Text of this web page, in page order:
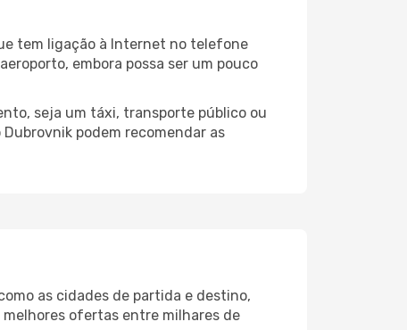
tem ligação à Internet no telefone
embora possa ser um pouco
seja um táxi, transporte público ou
podem recomendar as
as cidades de partida e destino,
melhores ofertas entre milhares de